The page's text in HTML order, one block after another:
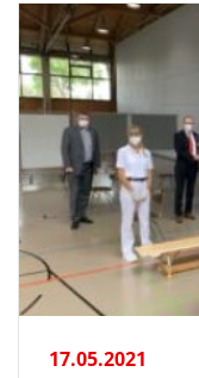
17.05.2021